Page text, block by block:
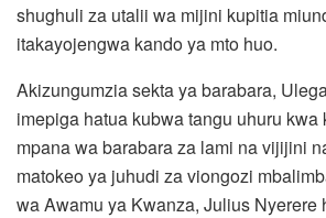
shughuli za utalii wa mijini kupitia
itakayojengwa kando ya mto huo.
Akizungumzia sekta ya barabara,
imepiga hatua kubwa tangu uhuru kwa
mpana wa barabara za lami na vijijini
matokeo ya juhudi za viongozi
wa Awamu ya Kwanza, Julius Nyerere